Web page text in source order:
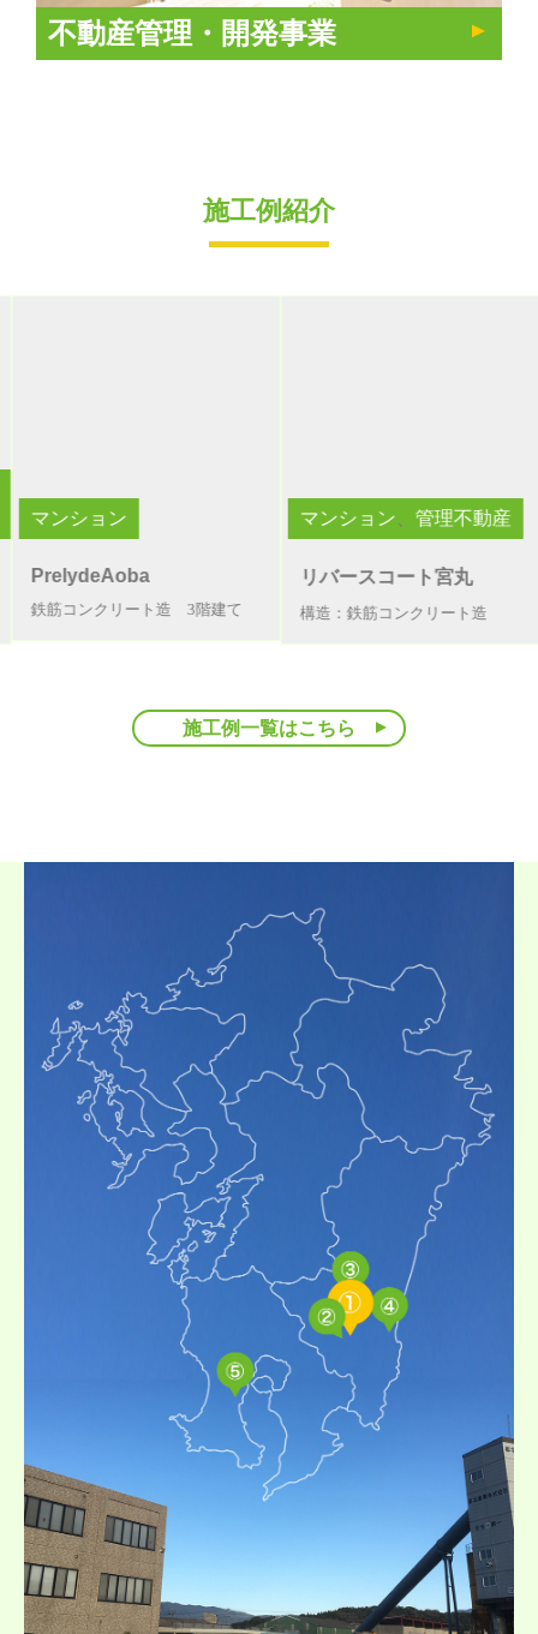
不動産管理・開発事業
施工例紹介
ンション
コンクリート造 3階建て
マンション、管理不動産
リバースコート宮丸
構造：鉄筋コンクリート造
施工例一覧はこちら